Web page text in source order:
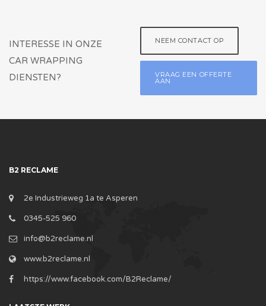
INTERESSE IN ONZE
CAR WRAPPING
DIENSTEN?
NEEM CONTACT OP
VRAAG EEN OFFERTE
AAN
B2 RECLAME
2e Industrieweg 1a te Asperen
0345-525 960
info@b2reclame.nl
www.b2reclame.nl
https://www.facebook.com/B2Reclame/